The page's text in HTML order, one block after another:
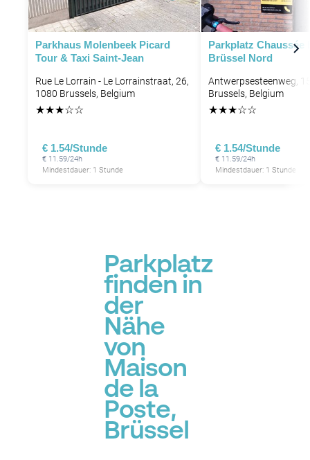
P
P
P
P
P P
P
Parkhaus Molenbeek Picard
Tour & Taxi Saint-Jean
Rue Le Lorrain - Le Lorrainstraat, 26,
1080 Brussels, Belgium
★★★☆☆
€ 1.54/Stunde
€ 11.59/24h
Mindestdauer: 1 Stunde
Parkplatz Chaussée
Brüssel Nord
Antwerpsesteenweg,
Brussels, Belgium
★★★☆☆
€ 1.54/Stunde
€ 11.59/24h
Mindestdauer: 1 Stunde
Parkplatz
finden in
der
Nähe
von
Maison
de la
Poste,
Brüssel